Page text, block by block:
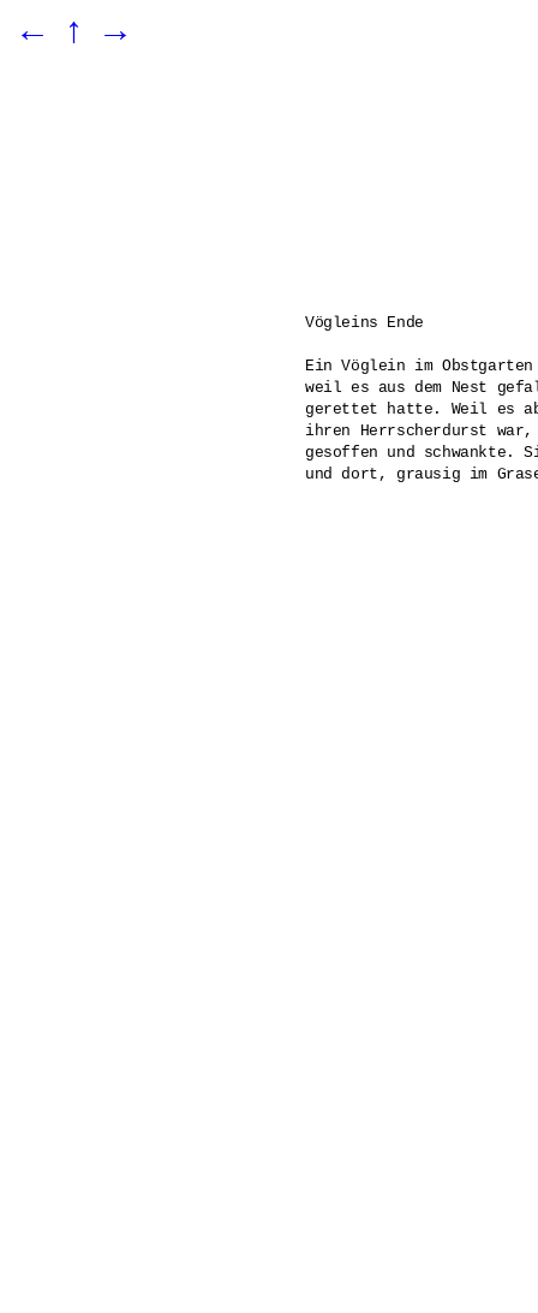
← ↑ →
Vögleins Ende
Ein Vöglein im
weil es aus dem Nest
gerettet hatte. Weil es
ihren Herrscherdurst
gesoffen und schwankte.
und dort, grausig im